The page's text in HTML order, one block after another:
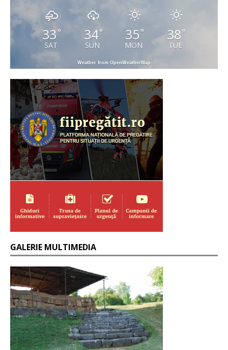
33°
SAT
34°
SUN
35 °
MON
38 °
TUE
Weather from OpenWeatherMap
GALERIE MULTIMEDIA